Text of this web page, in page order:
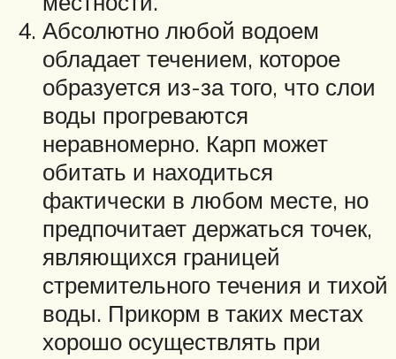
Абсолютно любой водоем
обладает течением, которое
образуется из-за того, что слои
воды прогреваются
неравномерно. Карп может
обитать и находиться
фактически в любом месте, но
предпочитает держаться точек,
являющихся границей
стремительного течения и тихой
воды. Прикорм в таких местах
хорошо осуществлять при